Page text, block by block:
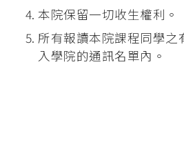
本院保留一切收生權利。
所有報讀本院課程同學之
入學院的通訊名單內。